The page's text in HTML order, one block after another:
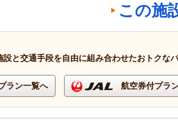
この施
設と交通手段を自由に組み合わせたおトクな
ラン一覧へ 航空券付プラ